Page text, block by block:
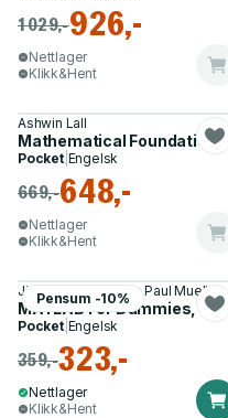
1 029,-926,-
Nettlager
Klikk&Hent
Ashwin Lall
Mathematical
Pocket| Engelsk
669,-648,-
Nettlager
Klikk&Hent
Pensum -10%
Jim Sizemore, John Paul Mueller
MATLAB For Dummies,
Pocket| Engelsk
359,-323,-
Nettlager
Klikk&Hent